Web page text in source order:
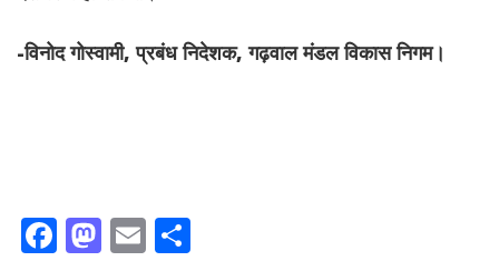
-विनोद गोस्वामी, प्रबंध निदेशक, गढ़वाल मंडल विकास निगम।
F M E